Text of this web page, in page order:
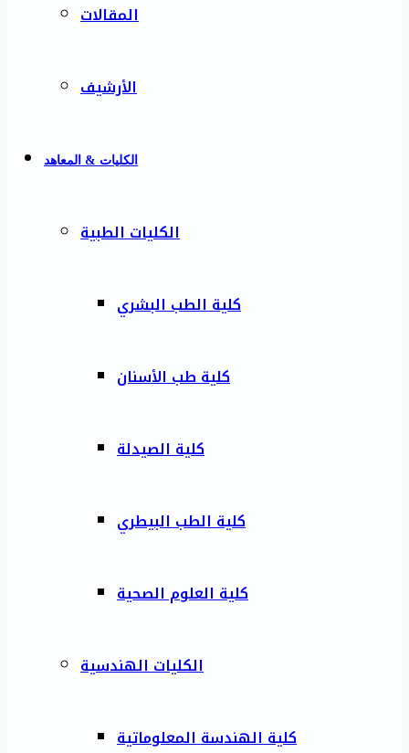
المقالات
الأرشيف
الكليات & المعاهد
الكليات الطبية
كلية الطب البشري
كلية طب الأسنان
كلية الصيدلة
كلية الطب البيطري
كلية العلوم الصحية
الكليات الهندسية
كلية الهندسة المعلوماتية